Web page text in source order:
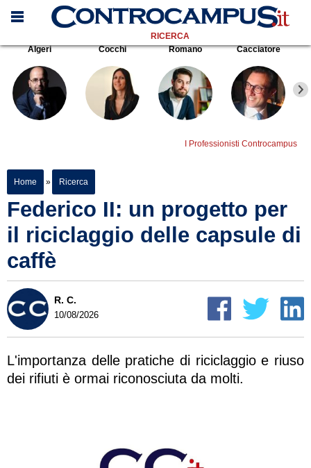
RICERCA
Algeri
Cocchi Romano Cacciatore
I Professionisti Controcampus
Home » Ricerca
Federico II: un progetto per
il riciclaggio delle capsule di
caffè
R. C.
10/08/2026
L'importanza delle pratiche di riciclaggio e riuso
dei rifiuti è ormai riconosciuta da molti.